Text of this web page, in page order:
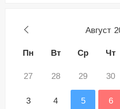
Август
Пн Вт Ср Чт
27 28 29 30
3 4 5 6